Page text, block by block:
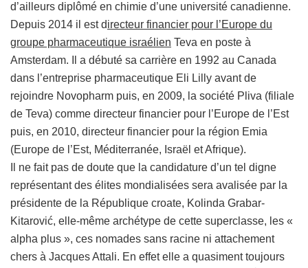
d’ailleurs diplômé en chimie d’une université canadienne.
Depuis 2014 il est directeur financier pour l’Europe du
groupe pharmaceutique israélien Teva en poste à
Amsterdam. Il a débuté sa carrière en 1992 au Canada
dans l’entreprise pharmaceutique Eli Lilly avant de
rejoindre Novopharm puis, en 2009, la société Pliva (filiale
de Teva) comme directeur financier pour l’Europe de l’Est
puis, en 2010, directeur financier pour la région Emia
(Europe de l’Est, Méditerranée, Israël et Afrique).
Il ne fait pas de doute que la candidature d’un tel digne
représentant des élites mondialisées sera avalisée par la
présidente de la République croate, Kolinda Grabar-
Kitarović, elle-même archétype de cette superclasse, les «
alpha plus », ces nomades sans racine ni attachement
chers à Jacques Attali. En effet elle a quasiment toujours